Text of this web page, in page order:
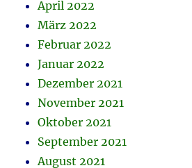
April 2022
März 2022
Februar 2022
Januar 2022
Dezember 2021
November 2021
Oktober 2021
September 2021
August 2021